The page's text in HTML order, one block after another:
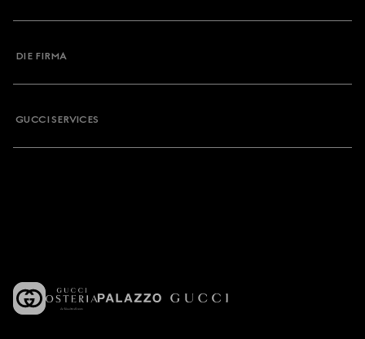
DIE FIRMA
GUCCI SERVICES